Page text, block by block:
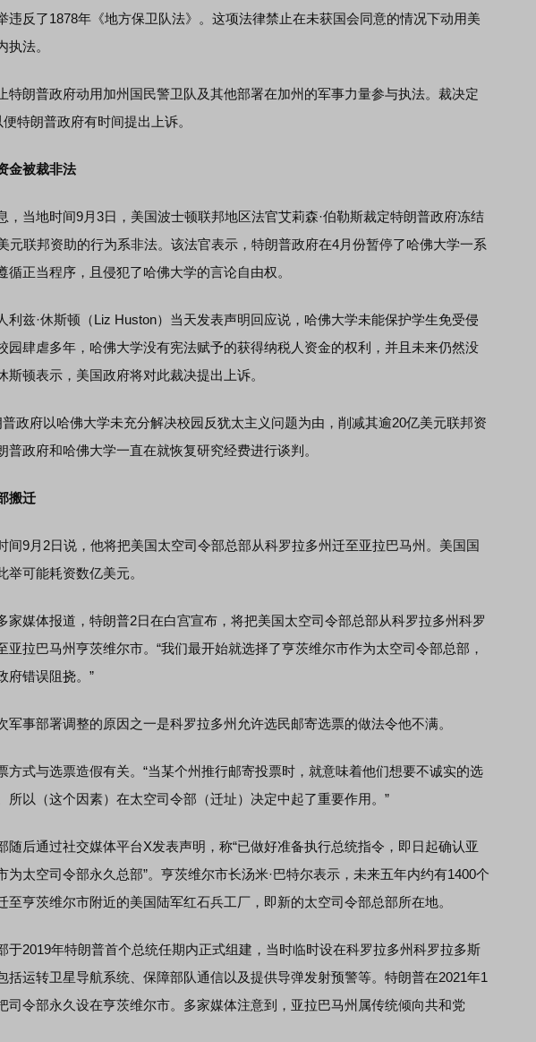
违反了1878年《地方保卫队法》。这项法律禁止在未获国会同意的情况下动用美
执法。
朗普政府动用加州国民警卫队及其他部署在加州的军事力量参与执法。裁决定
特朗普政府有时间提出上诉。
金被裁非法
当地时间9月3日，美国波士顿联邦地区法官艾莉森·伯勒斯裁定特朗普政府冻结
元联邦资助的行为系非法。该法官表示，特朗普政府在4月份暂停了哈佛大学一系
循正当程序，且侵犯了哈佛大学的言论自由权。
兹·休斯顿（Liz Huston）当天发表声明回应说，哈佛大学未能保护学生免受侵
园肆虐多年，哈佛大学没有宪法赋予的获得纳税人资金的权利，并且未来仍然没
斯顿表示，美国政府将对此裁决提出上诉。
府以哈佛大学未充分解决校园反犹太主义问题为由，削减其逾20亿美元联邦资
普政府和哈佛大学一直在就恢复研究经费进行谈判。
搬迁
9月2日说，他将把美国太空司令部总部从科罗拉多州迁至亚拉巴马州。美国国
举可能耗资数亿美元。
媒体报道，特朗普2日在白宫宣布，将把美国太空司令部总部从科罗拉多州科罗
亚拉巴马州亨茨维尔市。“我们最开始就选择了亨茨维尔市作为太空司令部总部，
府错误阻挠。”
事部署调整的原因之一是科罗拉多州允许选民邮寄选票的做法令他不满。
式与选票造假有关。“当某个州推行邮寄投票时，就意味着他们想要不诚实的选
所以（这个因素）在太空司令部（迁址）决定中起了重要作用。”
后通过社交媒体平台X发表声明，称“已做好准备执行总统指令，即日起确认亚
为太空司令部永久总部”。亨茨维尔市长汤米·巴特尔表示，未来五年内约有1400个
至亨茨维尔市附近的美国陆军红石兵工厂，即新的太空司令部总部所在地。
2019年特朗普首个总统任期内正式组建，当时临时设在科罗拉多州科罗拉多斯
括运转卫星导航系统、保障部队通信以及提供导弹发射预警等。特朗普在2021年1
司令部永久设在亨茨维尔市。多家媒体注意到，亚拉巴马州属传统倾向共和党